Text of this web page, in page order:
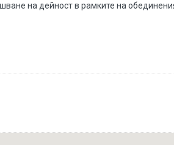
на дейност в рамките на